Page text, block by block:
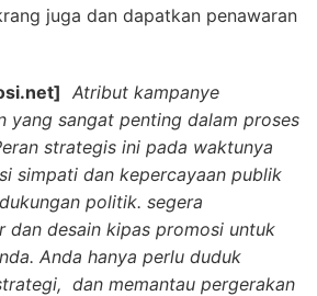
juga dan dapatkan penawaran
Atribut kampanye
yang sangat penting dalam proses
strategis ini pada waktunya
simpati dan kepercayaan publik
politik. segera
dan desain kipas promosi untuk
Anda hanya perlu duduk
dan memantau pergerakan